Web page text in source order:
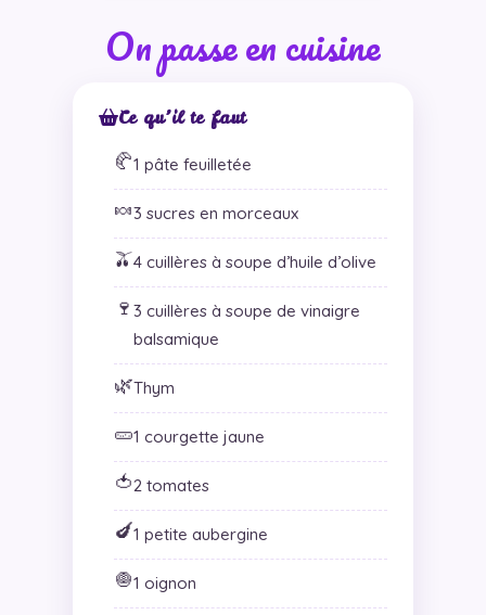
On passe en cuisine
Ce qu’il te faut
🥐1 pâte feuilletée
🍬3 sucres en morceaux
🫒4 cuillères à soupe d’huile d’olive
🍷 3 cuillères à soupe de vinaigre
balsamique
🌿Thym
🥒1 courgette jaune
🍅2 tomates
🍆1 petite aubergine
🧅1 oignon